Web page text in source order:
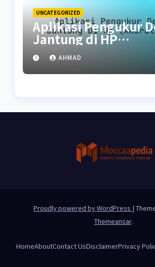
UNCATEGORIZED
Aplikasi Pengukur
Jantung di HP
(Akuratkah?)
AHMAD
Proudly powered by WordPress |
Themeansar.
HomeAboutContact UsDisclaimerPrivacy